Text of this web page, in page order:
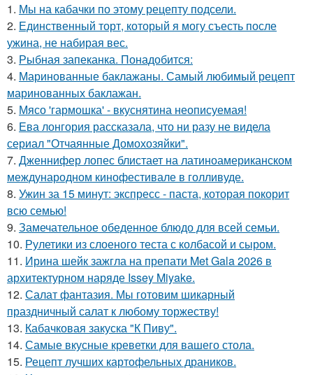
1. Мы на кабачки по этому рецепту подсели.
2. Единственный торт, который я могу съесть после
ужина, не набирая вес.
3. Рыбная запеканка. Понадобится:
4. Маринованные баклажаны. Самый любимый рецепт
маринованных баклажан.
5. Мясо 'гармошка' - вкуснятина неописуемая!
6. Ева лонгория рассказала, что ни разу не видела
сериал "Отчаянные Домохозяйки".
7. Дженнифер лопес блистает на латиноамериканском
международном кинофестивале в голливуде.
8. Ужин за 15 минут: экспресс - паста, которая покорит
всю семью!
9. Замечательное обеденное блюдо для всей семьи.
10. Рулетики из слоеного теста с колбасой и сыром.
11. Ирина шейк зажгла на препати Met Gala 2026 в
архитектурном наряде Issey Miyake.
12. Салат фантазия. Мы готовим шикарный
праздничный салат к любому торжеству!
13. Кабачковая закуска "К Пиву".
14. Самые вкусные креветки для вашего стола.
15. Рецепт лучших картофельных драников.